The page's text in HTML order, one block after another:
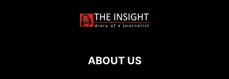
ABOUT US